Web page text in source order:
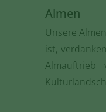
Almen
Unsere
ist,
Almauftrieb